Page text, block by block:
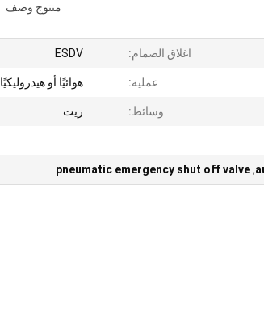
منتوج وصف
اغلاق الصمام: ESDV
عملية: هوائيًا أو هيدروليكيًا
وسائط: زيت
,
pneumatic emergency shut off valve